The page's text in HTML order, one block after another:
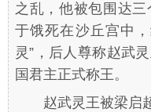
之乱，他被包围达
于饿死在沙丘宫中
灵”，后人尊称赵武
国君主正式称王。
赵武灵王被梁启